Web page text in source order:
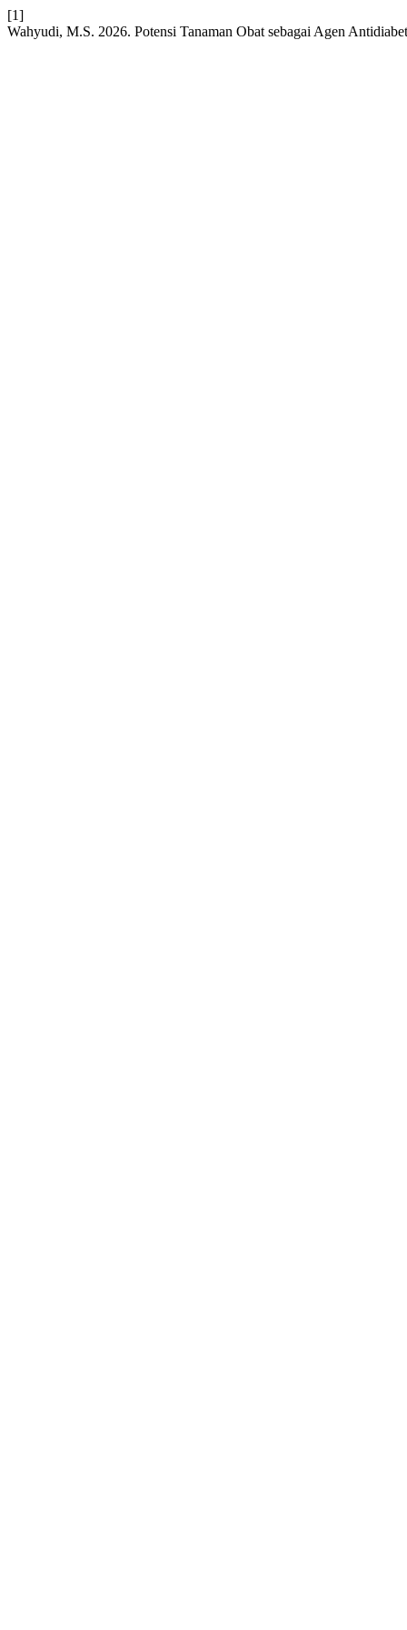
[1]
Wahyudi, M.S. 2026. Potensi Tanaman Obat sebagai Agen